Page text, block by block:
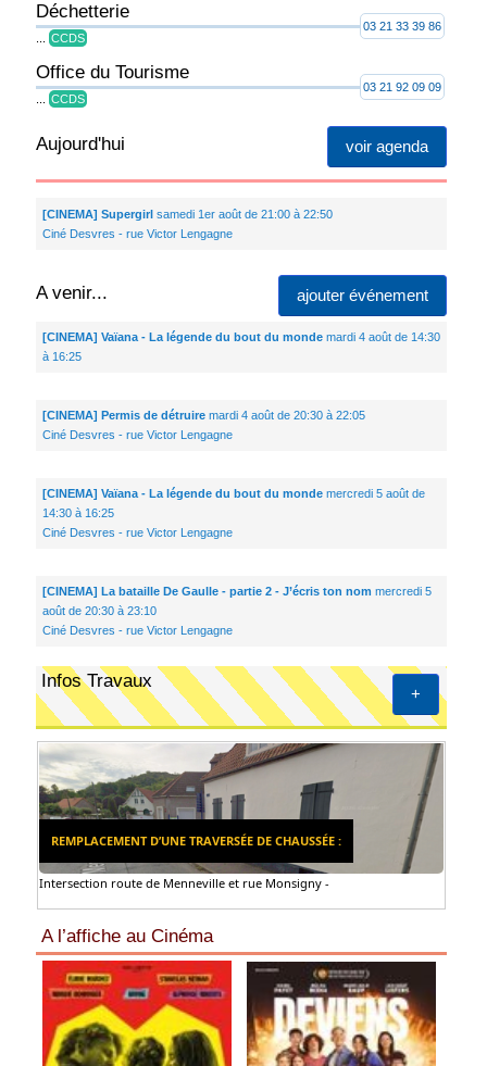
Déchetterie
CCDS
03 21 33 39 86
Office du Tourisme
CCDS
03 21 92 09 09
voir agenda
Aujourd'hui
[CINEMA] Supergirlsamedi 1er août de 21:00 à 22:50
Ciné Desvres - rue Victor Lengagne
A venir... ajouter événement
[CINEMA] Vaïana - La légende du bout du mondemardi 4 août de 14:30
à 16:25
[CINEMA] Permis de détruiremardi 4 août de 20:30 à 22:05
Ciné Desvres - rue Victor Lengagne
[CINEMA] Vaïana - La légende du bout du mondemercredi 5 août de
14:30 à 16:25
Ciné Desvres - rue Victor Lengagne
[CINEMA] La bataille De Gaulle - partie 2 - J’écris ton nom mercredi 5
août de 20:30 à 23:10
Ciné Desvres - rue Victor Lengagne
+
Infos Travaux
REMPLACEMENT D’UNE TRAVERSÉE DE CHAUSSÉE :
Intersection route de Menneville et rue Monsigny -
A l’affiche au Cinéma